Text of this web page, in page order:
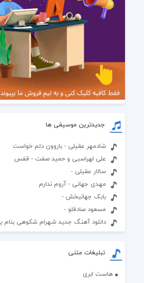
جدیدترین موسیقی ها
شادمهر عقیلی - باروون دلم خواست
علی لهراسبی و حمید صفت - قفس
سالار عقیلی -
مهدی جهانی - آروم ندارم
بابک جهانبخش -
مسعود صادقلو -
دانلود آهنگ جدید شهرام شکوهی بنام
تبلیغات متنی
هاست ابری